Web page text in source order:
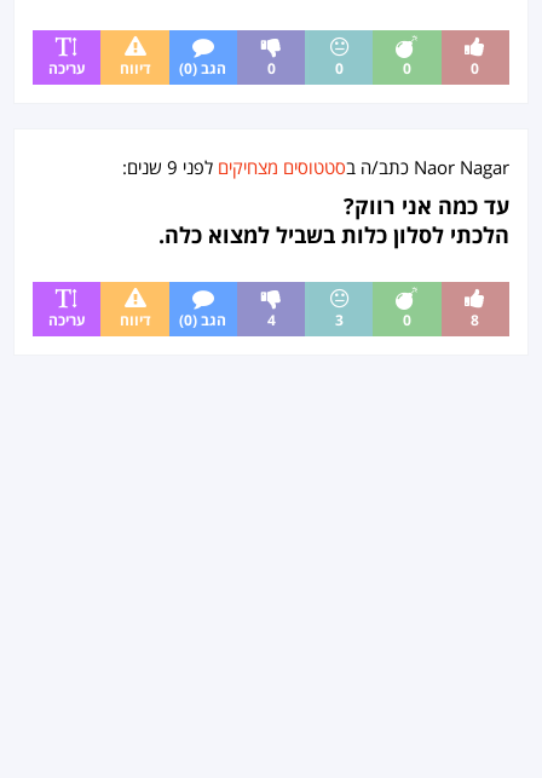
0
0
0
0 הגב (0) דיווח עריכה
Naor Nagar כתב/ה בסטטוסים מצחיקים לפני 9 שנים :
עד כמה אני רווק?
הלכתי לסלון כלות בשביל למצוא כלה.
8
0
3
4 הגב (0) דיווח עריכה